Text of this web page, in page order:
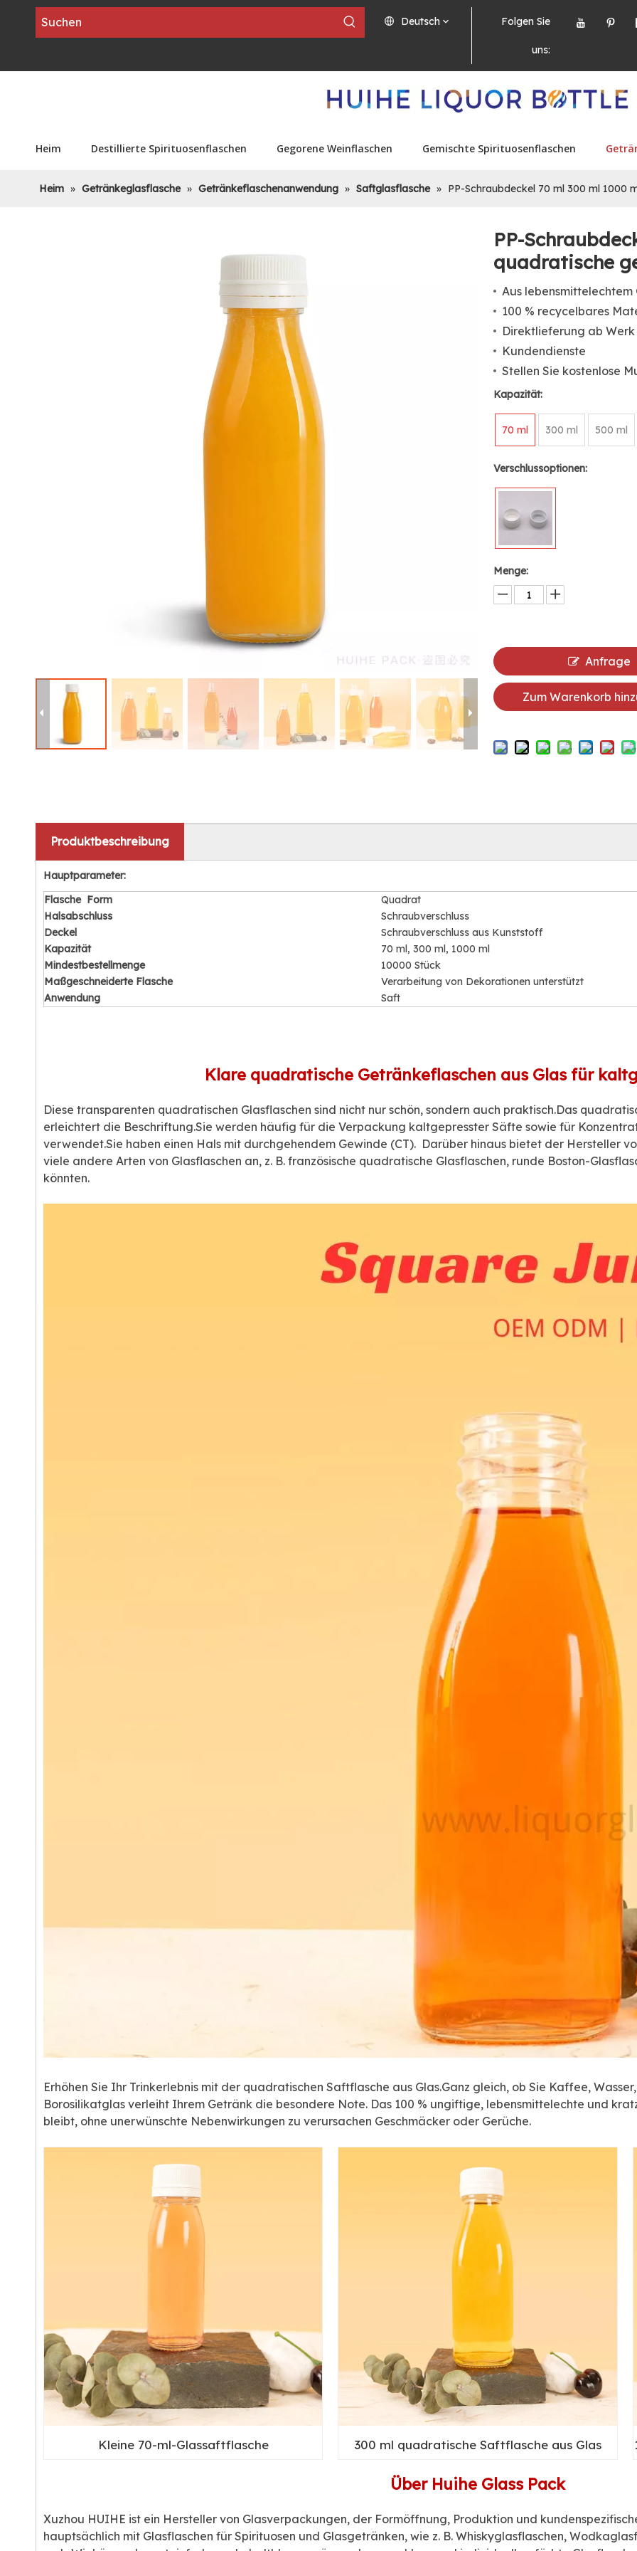
Deutsch Folgen Sie
uns:
Heim Destillierte Spirituosenflaschen Gegorene Weinflaschen Gemischte Spirituosenflaschen
Heim » Getränkeglasflasche » Getränkeflaschenanwendung » Saftglasflasche » PP-Schraubdeckel 70 ml 300 ml 1000
PP-
quadratische
Aus lebensmittelechtem
100 % recycelbares
Direktlieferung ab Werk
Kundendienste
Stellen Sie kostenlose
Kapazität:
70 ml 300 ml 500 ml
Verschlussoptionen:
Menge:
Anfrage
Zum Warenkorb
Produktbeschreibung
Hauptparameter:
Flasche Form
Quadrat
Halsabschluss
Schraubverschluss
Deckel
Schraubverschluss aus Kunststoff
Kapazität
70 ml, 300 ml, 1000 ml
Mindestbestellmenge
10000 Stück
Maßgeschneiderte Flasche
Verarbeitung von Dekorationen unterstützt
Anwendung
Saft
Klare quadratische Getränkeflaschen aus Glas für
Diese transparenten quadratischen Glasflaschen sind nicht nur schön, sondern auch praktisch.Das
erleichtert die Beschriftung.Sie werden häufig für die Verpackung kaltgepresster Säfte sowie für
verwendet.Sie haben einen Hals mit durchgehendem Gewinde (CT). Darüber hinaus bietet der Hersteller
viele andere Arten von Glasflaschen an, z. B. französische quadratische Glasflaschen, runde Boston-
könnten.
Erhöhen Sie Ihr Trinkerlebnis mit der quadratischen Saftflasche aus Glas.Ganz gleich, ob Sie Kaffee,
Borosilikatglas verleiht Ihrem Getränk die besondere Note. Das 100 % ungiftige, lebensmittelechte und
bleibt, ohne unerwünschte Nebenwirkungen zu verursachen Geschmäcker oder Gerüche.
Kleine 70-ml-Glassaftflasche 300 ml quadratische Saftflasche aus Glas
Über Huihe Glass Pack
Xuzhou HUIHE ist ein Hersteller von Glasverpackungen, der Formöffnung, Produktion und
hauptsächlich mit Glasflaschen für Spirituosen und Glasgetränken, wie z. B. Whiskyglasflaschen,